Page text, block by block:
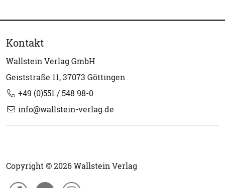
Kontakt
Wallstein Verlag GmbH
Geiststraße 11, 37073 Göttingen
+49 (0)551 / 548 98-0
info@wallstein-verlag.de
Copyright © 2026 Wallstein Verlag